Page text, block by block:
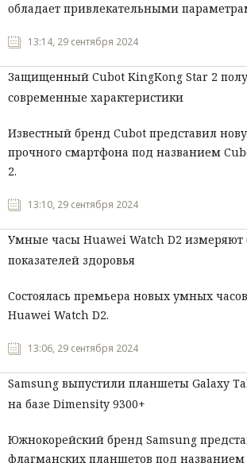
обладает привлекательными
13:14, 29 сентября 2024
Защищенный Cubot KingKong Star 2
современные характеристики
Известный бренд Cubot представил
прочного смартфона под названием
2.
13:10, 29 сентября 2024
Умные часы Huawei Watch D2 измеряют
показателей здоровья
Состоялась премьера новых умных
Huawei Watch D2.
13:06, 29 сентября 2024
Samsung выпустили планшеты Galaxy
на базе Dimensity 9300+
Южнокорейский бренд Samsung
флагманских планшетов под названием